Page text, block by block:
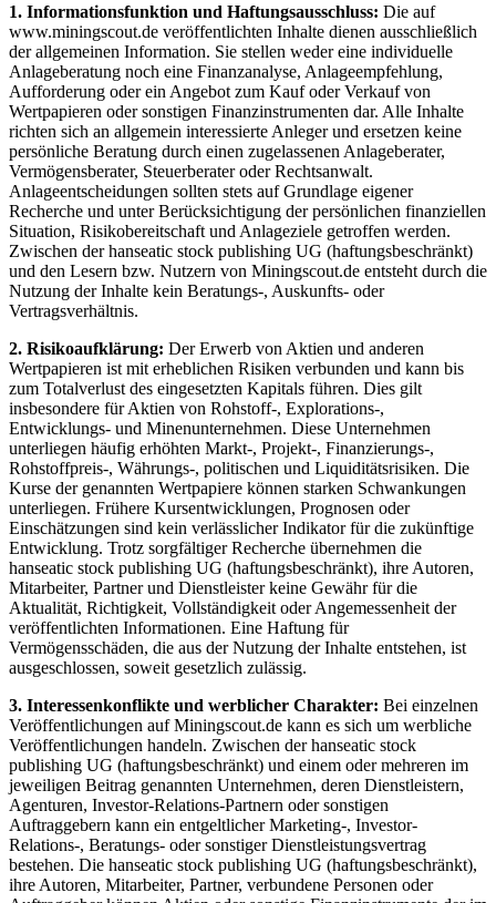
1. Informationsfunktion und Haftungsausschluss: Die auf
www.miningscout.de veröffentlichten Inhalte dienen ausschließlich
der allgemeinen Information. Sie stellen weder eine individuelle
Anlageberatung noch eine Finanzanalyse, Anlageempfehlung,
Aufforderung oder ein Angebot zum Kauf oder Verkauf von
Wertpapieren oder sonstigen Finanzinstrumenten dar. Alle Inhalte
richten sich an allgemein interessierte Anleger und ersetzen keine
persönliche Beratung durch einen zugelassenen Anlageberater,
Vermögensberater, Steuerberater oder Rechtsanwalt.
Anlageentscheidungen sollten stets auf Grundlage eigener
Recherche und unter Berücksichtigung der persönlichen finanziellen
Situation, Risikobereitschaft und Anlageziele getroffen werden.
Zwischen der hanseatic stock publishing UG (haftungsbeschränkt)
und den Lesern bzw. Nutzern von Miningscout.de entsteht durch die
Nutzung der Inhalte kein Beratungs-, Auskunfts- oder
Vertragsverhältnis.
2. Risikoaufklärung: Der Erwerb von Aktien und anderen
Wertpapieren ist mit erheblichen Risiken verbunden und kann bis
zum Totalverlust des eingesetzten Kapitals führen. Dies gilt
insbesondere für Aktien von Rohstoff-, Explorations-,
Entwicklungs- und Minenunternehmen. Diese Unternehmen
unterliegen häufig erhöhten Markt-, Projekt-, Finanzierungs-,
Rohstoffpreis-, Währungs-, politischen und Liquiditätsrisiken. Die
Kurse der genannten Wertpapiere können starken Schwankungen
unterliegen. Frühere Kursentwicklungen, Prognosen oder
Einschätzungen sind kein verlässlicher Indikator für die zukünftige
Entwicklung. Trotz sorgfältiger Recherche übernehmen die
hanseatic stock publishing UG (haftungsbeschränkt), ihre Autoren,
Mitarbeiter, Partner und Dienstleister keine Gewähr für die
Aktualität, Richtigkeit, Vollständigkeit oder Angemessenheit der
veröffentlichten Informationen. Eine Haftung für
Vermögensschäden, die aus der Nutzung der Inhalte entstehen, ist
ausgeschlossen, soweit gesetzlich zulässig.
3. Interessenkonflikte und werblicher Charakter: Bei einzelnen
Veröffentlichungen auf Miningscout.de kann es sich um werbliche
Veröffentlichungen handeln. Zwischen der hanseatic stock
publishing UG (haftungsbeschränkt) und einem oder mehreren im
jeweiligen Beitrag genannten Unternehmen, deren Dienstleistern,
Agenturen, Investor-Relations-Partnern oder sonstigen
Auftraggebern kann ein entgeltlicher Marketing-, Investor-
Relations-, Beratungs- oder sonstiger Dienstleistungsvertrag
bestehen. Die hanseatic stock publishing UG (haftungsbeschränkt),
ihre Autoren, Mitarbeiter, Partner, verbundene Personen oder